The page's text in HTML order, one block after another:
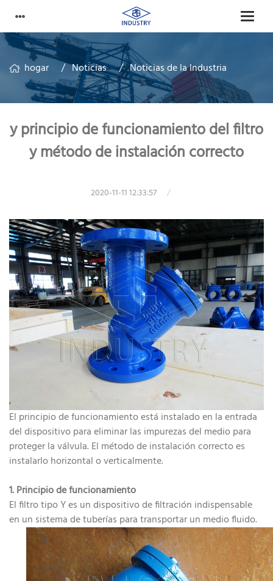
hogar Noticias Noticias de la Industria
y principio de funcionamiento del filtro
y método de instalación correcto
2020-11-11 12:33:57
El principio de funcionamiento está instalado en la entrada
del dispositivo para eliminar las impurezas del medio para
proteger la válvula. El método de instalación correcto es
instalarlo horizontal o verticalmente.
1. Principio de funcionamiento
El filtro tipo Y es un dispositivo de filtración indispensable
en un sistema de tuberías para transportar un medio fluido.